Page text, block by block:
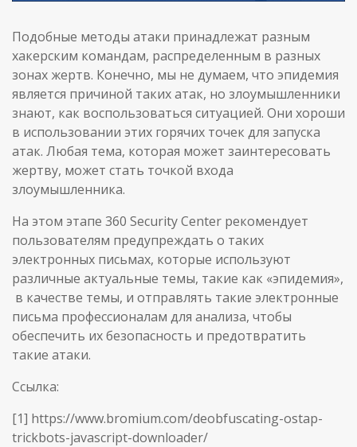
Подобные методы атаки принадлежат разным
хакерским командам, распределенным в разных
зонах жертв. Конечно, мы не думаем, что эпидемия
является причиной таких атак, но злоумышленники
знают, как воспользоваться ситуацией. Они хороши
в использовании этих горячих точек для запуска
атак. Любая тема, которая может заинтересовать
жертву, может стать точкой входа
злоумышленника.
На этом этапе 360 Security Center рекомендует
пользователям предупреждать о таких
электронных письмах, которые используют
различные актуальные темы, такие как «эпидемия»,
в качестве темы, и отправлять такие электронные
письма профессионалам для анализа, чтобы
обеспечить их безопасность и предотвратить
такие атаки.
Ссылка:
[1] https://www.bromium.com/deobfuscating-ostap-
trickbots-javascript-downloader/